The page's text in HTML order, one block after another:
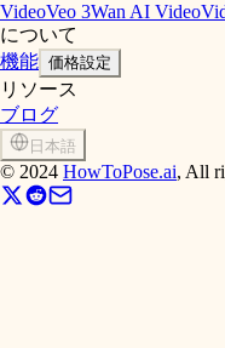
VideoVeo 3Wan AI Video
について
機能 価格設定
リソース
ブログ
日本語
© 2024 HowToPose.ai, All